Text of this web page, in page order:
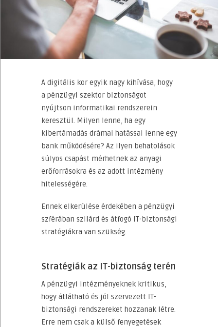
A digitális kor egyik nagy kihívása, hogy
a pénzügyi szektor biztonságot
nyújtson informatikai rendszerein
keresztül. Milyen lenne, ha egy
kibertámadás drámai hatással lenne egy
bank működésére? Az ilyen behatolások
súlyos csapást mérhetnek az anyagi
erőforrásokra és az adott intézmény
hitelességére.
Ennek elkerülése érdekében a pénzügyi
szférában szilárd és átfogó IT-biztonsági
stratégiákra van szükség.
Stratégiák az IT-biztonság terén
A pénzügyi intézményeknek kritikus,
hogy átlátható és jól szervezett IT-
biztonsági rendszereket hozzanak létre.
Erre nem csak a külső fenyegetések